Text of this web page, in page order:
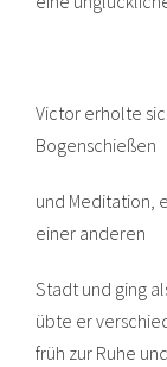
Victor erholte
Bogenschießen
und Meditation,
einer anderen
Stadt und ging
übte er
früh zur Ruhe